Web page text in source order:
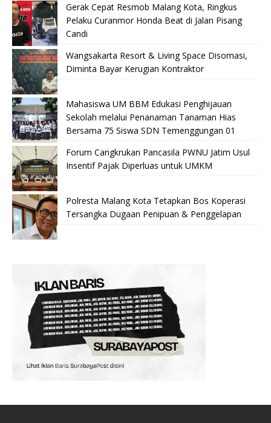
Gerak Cepat Resmob Malang Kota, Ringkus
Pelaku Curanmor Honda Beat di Jalan Pisang
Candi
Wangsakarta Resort & Living Space Disomasi,
Diminta Bayar Kerugian Kontraktor
Mahasiswa UM BBM Edukasi Penghijauan
Sekolah melalui Penanaman Tanaman Hias
Bersama 75 Siswa SDN Temenggungan 01
Forum Cangkrukan Pancasila PWNU Jatim Usul
Insentif Pajak Diperluas untuk UMKM
Polresta Malang Kota Tetapkan Bos Koperasi
Tersangka Dugaan Penipuan & Penggelapan